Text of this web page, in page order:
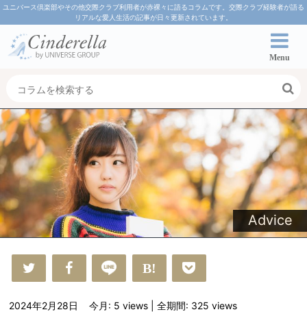
ユニバース倶楽部やその他交際クラブ利用者が赤裸々に語るコラムです。交際クラブ経験者が語る
リアルな愛人生活の記事が日々更新されています。
Menu
Advice
2024年2月28日 今月: 5views | 全期間: 325views